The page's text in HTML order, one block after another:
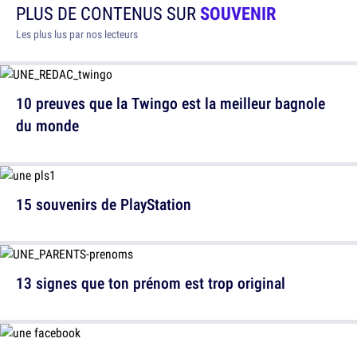
PLUS DE CONTENUS SURSOUVENIR
Les plus lus par nos lecteurs
10 preuves que la Twingo est la meilleur bagnole
du monde
13 signes que ton prénom est trop original
15 souvenirs de PlayStation